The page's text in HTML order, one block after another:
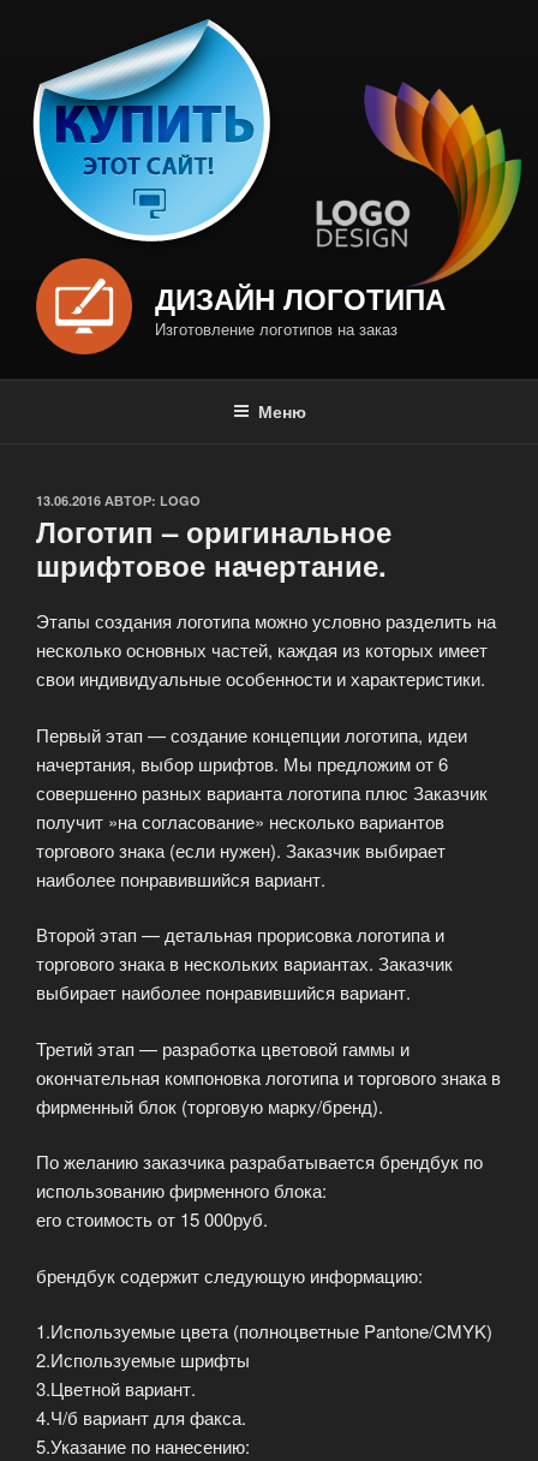
содержимому
ДИЗАЙН ЛОГОТИПА
Изготовление логотипов на заказ
Меню
ОПУБЛИКОВАНО
13.06.2016 АВТОР: LOGO
Логотип – оригинальное
шрифтовое начертание.
Этапы создания логотипа можно условно разделить на
несколько основных частей, каждая из которых имеет
свои индивидуальные особенности и характеристики.
Первый этап — создание концепции логотипа, идеи
начертания, выбор шрифтов. Мы предложим от 6
совершенно разных варианта логотипа плюс Заказчик
получит »на согласование» несколько вариантов
торгового знака (если нужен). Заказчик выбирает
наиболее понравившийся вариант.
Второй этап — детальная прорисовка логотипа и
торгового знака в нескольких вариантах. Заказчик
выбирает наиболее понравившийся вариант.
Третий этап — разработка цветовой гаммы и
окончательная компоновка логотипа и торгового знака в
фирменный блок (торговую марку/бренд).
По желанию заказчика разрабатывается брендбук по
использованию фирменного блока:
его стоимость от 15 000руб.
брендбук содержит следующую информацию:
1.Используемые цвета (полноцветные Pantone/CMYK)
2.Используемые шрифты
3.Цветной вариант.
4.Ч/б вариант для факса.
5.Указание по нанесению: